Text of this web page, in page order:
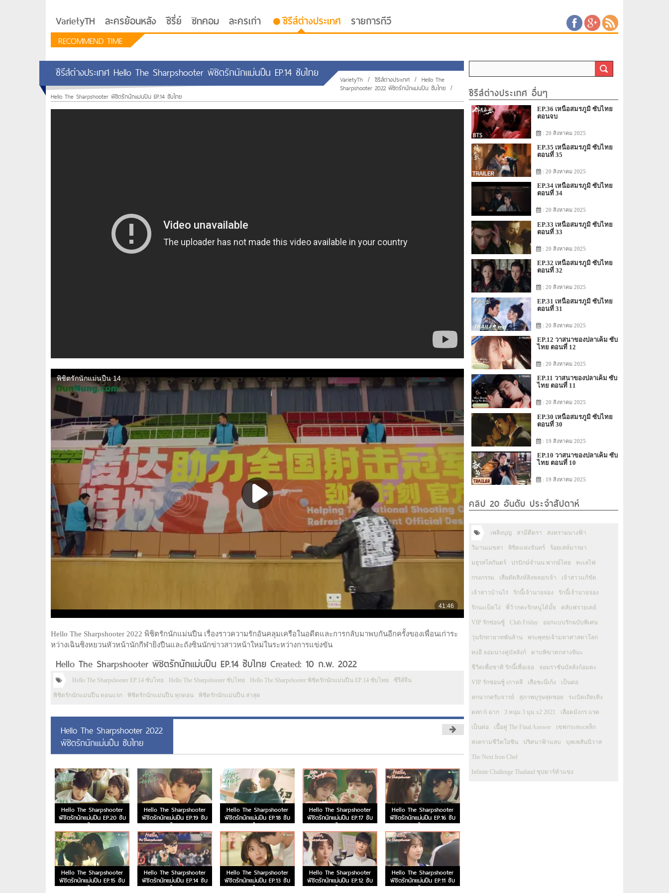
VarietyTH ละครย้อนหลัง ซีรี่ย์ ซิทคอม ละครเก่า ซีรีส์ต่างประเทศ รายการทีวี
RECOMMEND TIME
รักอยู่ประตูถัดไป
ซีรีส์ต่างประเทศ Hello The Sharpshooter พิชิตรักนักแม่นปืน EP.14 ซับไทย VarietyTh / ซีรีส์ต่างประเทศ / Hello The
Sharpshooter 2022 พิชิตรักนักแม่นปืน ซับไทย /
Hello The Sharpshooter พิชิตรักนักแม่นปืน EP.14 ซับไทย
Hello The Sharpshooter 2022 พิชิตรักนักแม่นปืน เรื่องราวความรักอันคลุมเครือในอดีตและการกลับมาพบกันอีกครั้งของเพื่อนเก่าระ
หว่างเฉินชิงหยวนหัวหน้านักกีฬายิงปืนและถังซินนักข่าวสาวหน้าใหม่ในระหว่างการแข่งขัน
Hello The Sharpshooter พิชิตรักนักแม่นปืน EP.14 ซับไทย Created: 10 ก.พ. 2022
Hello The Sharpshooter EP.14 ซับไทย Hello The Sharpshooter ซับไทย Hello The Sharpshooter พิชิตรักนักแม่นปืน EP.14 ซับไทย ซีรีส์จีน
พิชิตรักนักแม่นปืน ตอนแรก พิชิตรักนักแม่นปืน ทุกตอน พิชิตรักนักแม่นปืน ล่าสุด
Hello The Sharpshooter 2022
พิชิตรักนักแม่นปืน ซับไทย
Hello The Sharpshooter
พิชิตรักนักแม่นปืน EP.20 ซับ
ไทย
Hello The Sharpshooter
พิชิตรักนักแม่นปืน EP.19 ซับ
ไทย
Hello The Sharpshooter
พิชิตรักนักแม่นปืน EP.18 ซับ
ไทย
Hello The Sharpshooter
พิชิตรักนักแม่นปืน EP.17 ซับ
ไทย
Hello The Sharpshooter
พิชิตรักนักแม่นปืน EP.16 ซับ
ไทย
Hello The Sharpshooter
พิชิตรักนักแม่นปืน EP.15 ซับ
ไทย
Hello The Sharpshooter
พิชิตรักนักแม่นปืน EP.14 ซับ
ไทย
Hello The Sharpshooter
พิชิตรักนักแม่นปืน EP.13 ซับ
ไทย
Hello The Sharpshooter
พิชิตรักนักแม่นปืน EP.12 ซับ
ไทย
Hello The Sharpshooter
พิชิตรักนักแม่นปืน EP.11 ซับ
ไทย
ซีรีส์ต่างประเทศ อื่นๆ
EP.36 เหนือสมรภูมิ ซับไทย
ตอนจบ
: 20 สิงหาคม 2025
EP.35 เหนือสมรภูมิ ซับไทย
ตอนที่ 35
: 20 สิงหาคม 2025
EP.34 เหนือสมรภูมิ ซับไทย
ตอนที่ 34
: 20 สิงหาคม 2025
EP.33 เหนือสมรภูมิ ซับไทย
ตอนที่ 33
: 20 สิงหาคม 2025
EP.32 เหนือสมรภูมิ ซับไทย
ตอนที่ 32
: 20 สิงหาคม 2025
EP.31 เหนือสมรภูมิ ซับไทย
ตอนที่ 31
: 20 สิงหาคม 2025
EP.12 วาสนาของปลาเค็ม ซับ
ไทย ตอนที่ 12
: 20 สิงหาคม 2025
EP.11 วาสนาของปลาเค็ม ซับ
ไทย ตอนที่ 11
: 20 สิงหาคม 2025
EP.30 เหนือสมรภูมิ ซับไทย
ตอนที่ 30
: 19 สิงหาคม 2025
EP.10 วาสนาของปลาเค็ม ซับ
ไทย ตอนที่ 10
: 19 สิงหาคม 2025
คลิป 20 อันดับ ประจำสัปดาห์
เพลิงบุญ สามีตีตรา สงครามนางฟ้า
วิมานเมขลา ลิขิตแห่งจันทร์ ร้อยเล่ห์มารยา
มธุรสโลกันตร์ ปรปักษ์จำนน พากย์ไทย ทะเลไฟ
กรงกรรม เสือตัดสิงห์ลิงหลอกเจ้า เจ้าสาวแก้ขัด
เจ้าสาวบ้านไร่ รักนี้เจ้านายจอง รักนี้เจ้านายจอง
รักนะเป็ดโง่ พี่ว้ากคะรักหนูได้มั้ย คลับฟรายเดย์
VIP รักซ่อนชู้ Club Friday ออกแบบรักฉบับพิเศษ
วุ่นรักทายาทพันล้าน พระพุทธเจ้ามหาศาสดาโลก
ทงอี จอมนางคู่บัลลังก์ ดาบพิฆาตกลางหิมะ
ชีวิตเพื่อชาติ รักนี้เพื่อเธอ จอมราชันบัลลังก์อมตะ
VIP รักซ่อนชู้ เกาหลี เสือชะนีเก้ง เป็นต่อ
หกฉากครับจารย์ สุภาพบุรุษสุดซอย ระเบิดเถิดเทิง
ตลก 6 ฉาก 3 หนุ่ม 3 มุม x2 2021 เลือดมังกร แรด
เป็นต่อ เนื้อคู่ The Final Answer เชฟกระทะเหล็ก
สงครามชีวิตโอชิน ปริศนาฟ้าแลบ บุพเพสันนิวาส
The Next Iron Chef
Infinite Challenge Thailand ซุปตาร์ท้าแข่ง